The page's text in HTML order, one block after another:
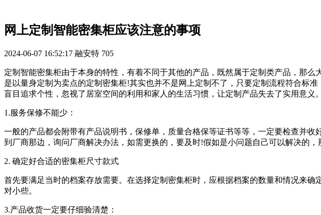
网上定制智能密集柜应该注意的事项
2024-06-07 16:52:17 融安特 705
定制智能密集柜由于本身的特性，有着不同于其他的产品，既然属于定制类产品，那
是以量身定制为卖点的定制密集柜!其实也并不是网上定制不了，只要定制流程符合标
盲目追求个性，忽视了居室空间的利用和家人的生活习惯，让定制产品失去了实用意义。
1.服务保修不能少：
一般的产品都会附带有产品说明书，保修单，质量合格保等证书等等，一定要检查并
到厂商那边，询问厂商解决办法，如需更换的，要及时!假如是小问题自己可以解决的，
2. 确定好合适的密集柜尺寸款式
首先要满足当时的档案存放需要。在选择定制密集柜时，应根据档案的数量和情况来
对小些。
3.产品收货一定要仔细验清楚：